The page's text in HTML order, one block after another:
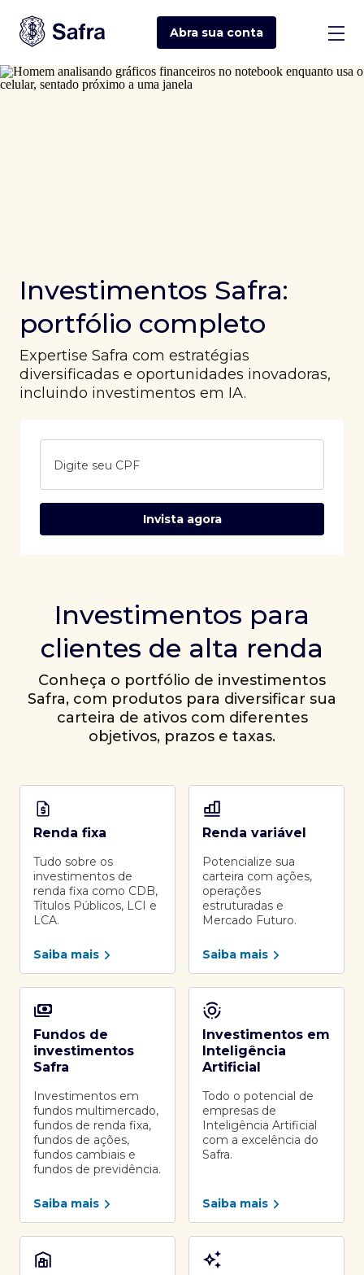
Abra sua conta
Investimentos Safra:
portfólio completo
Expertise Safra com estratégias
diversificadas e oportunidades inovadoras,
incluindo investimentos em IA.
Digite seu CPF
Invista agora
Investimentos para
clientes de alta renda
Conheça o portfólio de investimentos
Safra, com produtos para diversificar sua
carteira de ativos com diferentes
objetivos, prazos e taxas.
Renda fixa
Tudo sobre os
investimentos de
renda fixa como CDB,
Títulos Públicos, LCI e
LCA.
Saiba mais
Renda variável
Potencialize sua
carteira com ações,
operações
estruturadas e
Mercado Futuro.
Saiba mais
Fundos de
investimentos
Safra
Investimentos em
fundos multimercado,
fundos de renda fixa,
fundos de ações,
fundos cambiais e
fundos de previdência.
Saiba mais
Investimentos em
Inteligência
Artificial
Todo o potencial de
empresas de
Inteligência Artificial
com a excelência do
Safra.
Saiba mais